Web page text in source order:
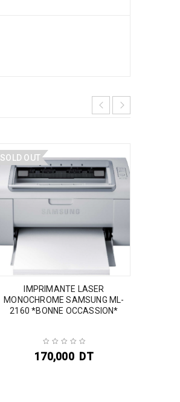
SOLD OUT
IMPRIMANTE LASER
MONOCHROME SAMSUNG ML-
2160 *BONNE OCCASSION*
170,000 DT